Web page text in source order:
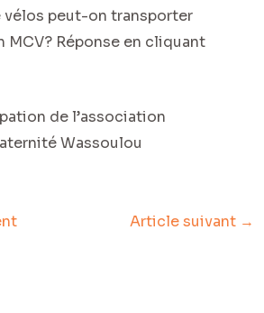
vélos peut-on transporter
MCV? Réponse en cliquant
de l’association
Wassoulou
Article suivant →